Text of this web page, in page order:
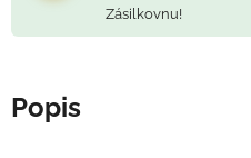
Zásilkovnu!
Popis